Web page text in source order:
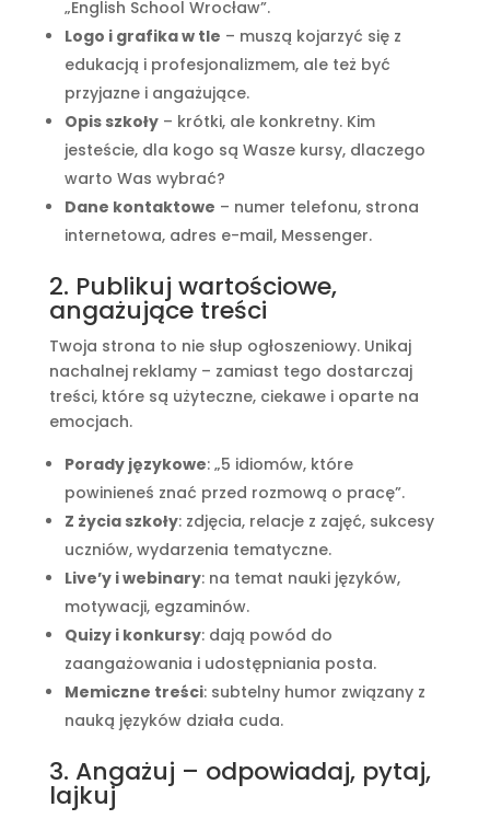
„English School Wrocław”.
Logo i grafika w tle – muszą kojarzyć się z
edukacją i profesjonalizmem, ale też być
przyjazne i angażujące.
Opis szkoły– krótki, ale konkretny. Kim
jesteście, dla kogo są Wasze kursy, dlaczego
warto Was wybrać?
Dane kontaktowe – numer telefonu, strona
internetowa, adres e-mail, Messenger.
2. Publikuj wartościowe,
angażujące treści
Twoja strona to nie słup ogłoszeniowy. Unikaj
nachalnej reklamy – zamiast tego dostarczaj
treści, które są użyteczne, ciekawe i oparte na
emocjach.
Porady językowe: „5 idiomów, które
powinieneś znać przed rozmową o pracę”.
Z życia szkoły: zdjęcia, relacje z zajęć, sukcesy
uczniów, wydarzenia tematyczne.
Live’y i webinary: na temat nauki języków,
motywacji, egzaminów.
Quizy i konkursy: dają powód do
zaangażowania i udostępniania posta.
Memiczne treści: subtelny humor związany z
nauką języków działa cuda.
3. Angażuj – odpowiadaj, pytaj,
lajkuj